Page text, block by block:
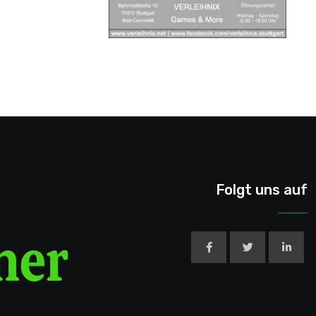
Folgt uns auf